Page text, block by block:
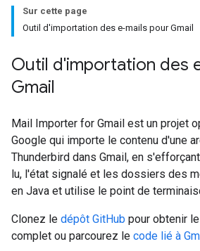
Sur cette page
Outil d'importation des e-mails pour Gmail
Outil d'importation des
Gmail
Mail Importer for Gmail est un projet
Google qui importe le contenu d'une
Thunderbird dans Gmail, en
lu, l'état signalé et les dossiers des
en Java et utilise le point de
Clonez le dépôt GitHub pour obtenir
complet ou parcourez le code lié à